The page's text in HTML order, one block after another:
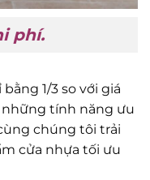
phí.
1/3 so với giá
những tính năng ưu
chúng tôi trải
cửa nhựa tối ưu